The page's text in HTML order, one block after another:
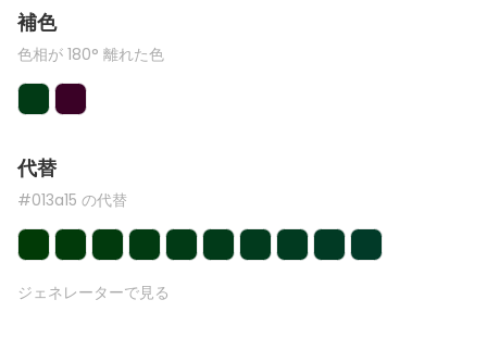
補色
色相が 180° 離れた色
代替
#013a15 の代替
ジェネレーターで見る